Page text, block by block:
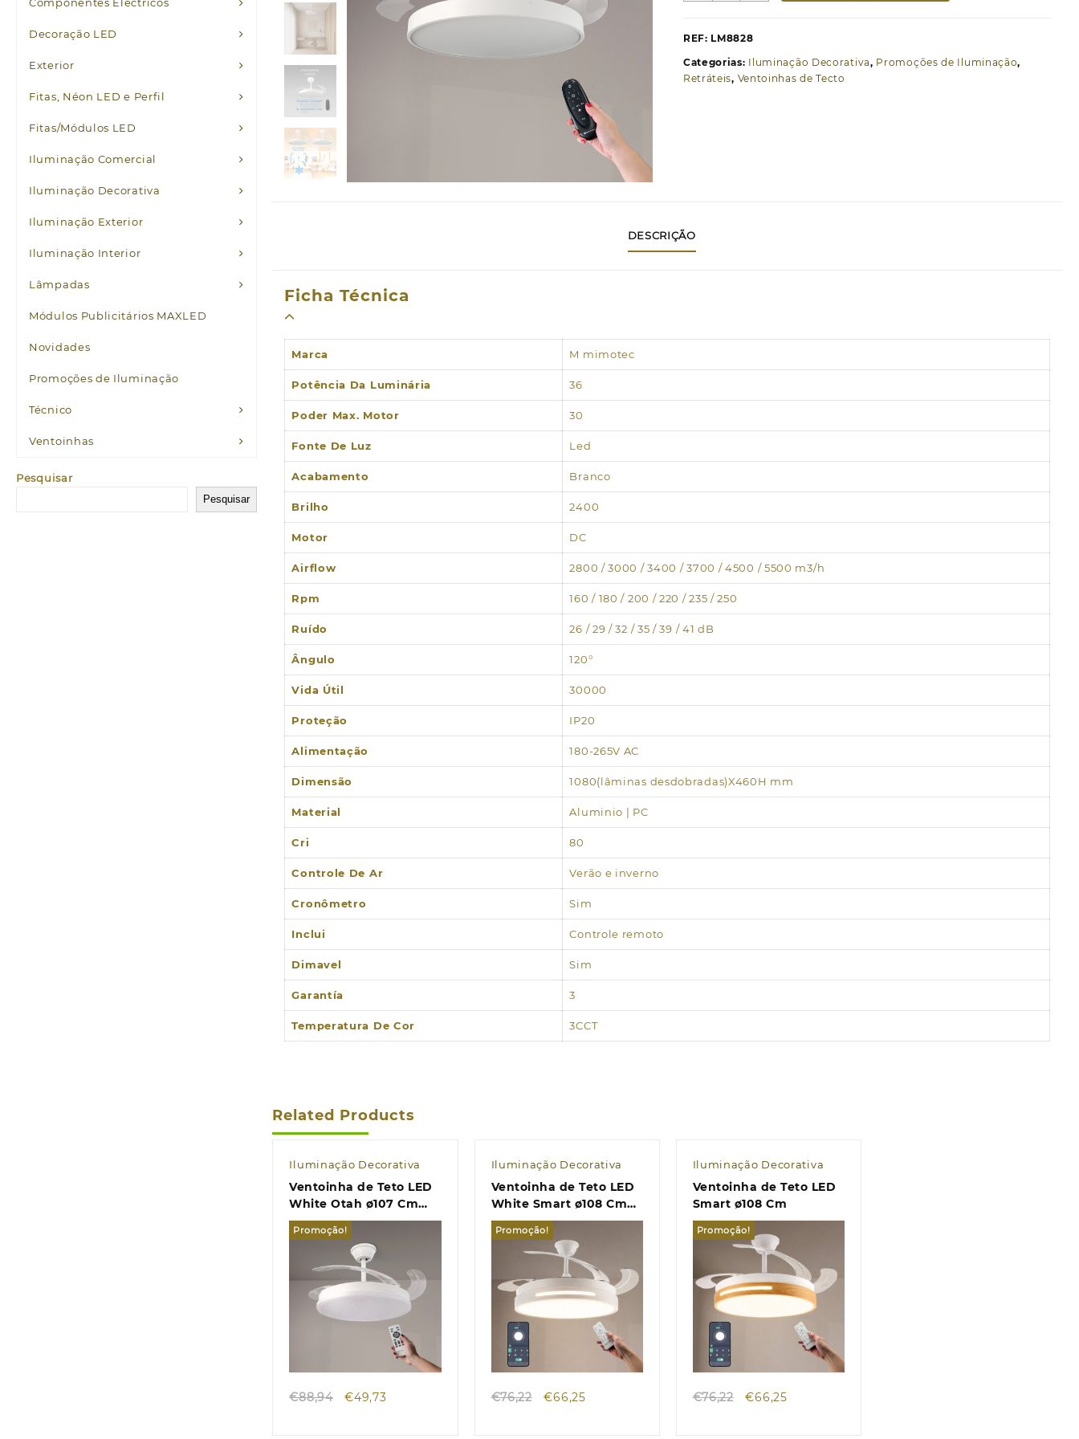
Decoração LED
Exterior
Fitas, Néon LED e Perfil
Fitas/Módulos LED
Iluminação Comercial
Iluminação Decorativa
Iluminação Exterior
Iluminação Interior
Lâmpadas
Módulos Publicitários MAXLED
Novidades
Promoções de Iluminação
Técnico
Ventoinhas
Pesquisar
Pesquisar
€104,44.€76,22.
LED
Coal
REF: LM8828
Categorias: Iluminação Decorativa, Promoções de Iluminação,
Retráteis, Ventoinhas de Tecto
DESCRIÇÃO
Ficha Técnica
Marca M mimotec
Potência Da Luminária 36
Poder Max. Motor 30
Fonte De Luz Led
Acabamento Branco
Brilho 2400
Motor DC
Airflow 2800 / 3000 / 3400 / 3700 / 4500 / 5500 m3/h
Rpm 160 / 180 / 200 / 220 / 235 / 250
Ruído 26 / 29 / 32 / 35 / 39 / 41 dB
Ângulo 120°
Vida Útil 30000
Proteção IP20
Alimentação 180-265V AC
Dimensão 1080(lâminas desdobradas)X460H mm
Material Aluminio | PC
Cri 80
Controle De Ar Verão e inverno
Cronômetro Sim
Inclui Controle remoto
Dimavel Sim
Garantía 3
Temperatura De Cor 3CCT
Related Products
Iluminação Decorativa
Ventoinha de Teto LED
White Otah ø107 Cm
CCT
Promoção!
Quick view
€88,94
O
€49,73O
Iluminação Decorativa
Ventoinha de Teto LED
White Smart ø108 Cm
CCT
Promoção!
Quick view
€76,22
O
€66,25O
Iluminação Decorativa
Ventoinha de Teto LED
Smart ø108 Cm
Promoção!
Quick view
€76,22
O
€66,25O